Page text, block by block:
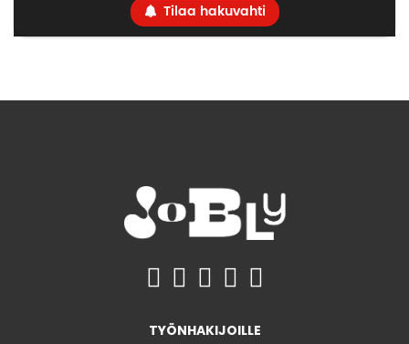
Tilaa hakuvahti
TYÖNHAKIJOILLE